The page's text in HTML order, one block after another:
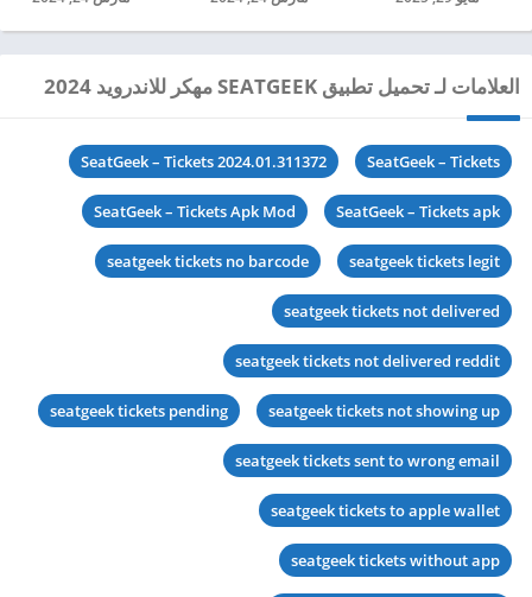
العلامات لـ تحميل تطبيق SEATGEEK مهكر للاندرويد 2024
SeatGeek – Tickets
SeatGeek – Tickets 2024.01.311372
SeatGeek – Tickets apk
SeatGeek – Tickets Apk Mod
seatgeek tickets legit
seatgeek tickets no barcode
seatgeek tickets not delivered
seatgeek tickets not delivered reddit
seatgeek tickets not showing up
seatgeek tickets pending
seatgeek tickets sent to wrong email
seatgeek tickets to apple wallet
seatgeek tickets without app